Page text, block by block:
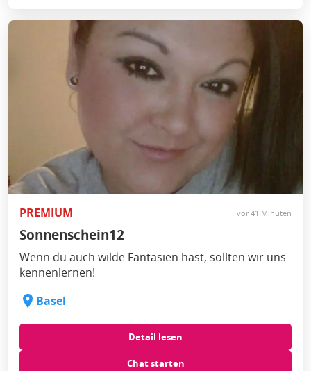
PREMIUM vor 41 Minuten
Sonnenschein12
Wenn du auch wilde Fantasien hast, sollten wir uns
kennenlernen!
Basel
Detail lesen
Chat starten